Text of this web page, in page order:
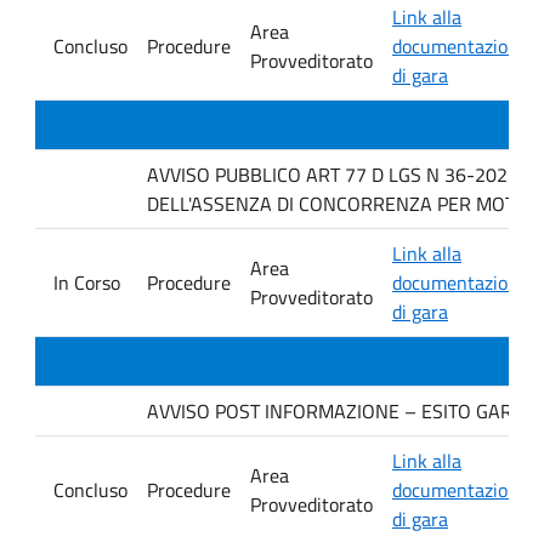
Concluso Procedure
Area
Provveditorato
Link alla
documentazione
di gara
AVVISO PUBBLICO ART 77 D LGS N 36-2023
DELL'ASSENZA DI CONCORRENZA PER MOTIVI
In Corso Procedure
Area
Provveditorato
Link alla
documentazione
di gara
AVVISO POST INFORMAZIONE – ESITO GARA
Concluso Procedure
Area
Provveditorato
Link alla
documentazione
di gara